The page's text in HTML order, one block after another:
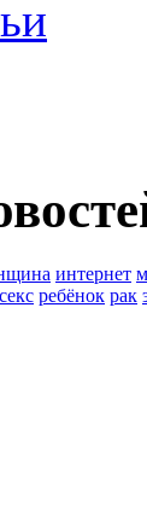
интернет
секс ребёнок рак